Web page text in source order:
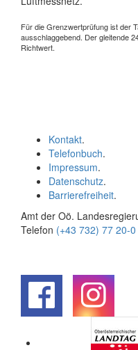
Für die Grenzwertprüfung ist der
ausschlaggebend. Der gleitende
Richtwert.
Kontakt.
Telefonbuch.
Impressum.
Datenschutz.
Barrierefreiheit.
Amt der Oö.
Telefon (+43 732) 77 20-0